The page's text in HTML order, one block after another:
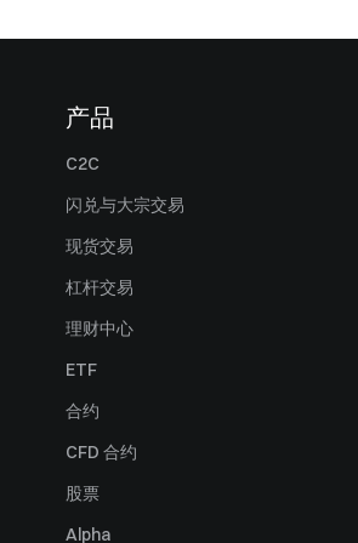
产品
C2C
闪兑与大宗交易
现货交易
杠杆交易
理财中心
ETF
合约
CFD 合约
股票
Alpha